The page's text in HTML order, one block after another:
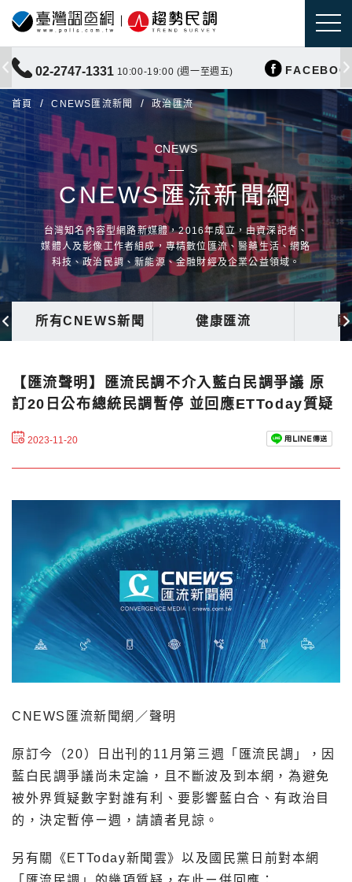
02-2747-1331 10:00-19:00 (週一至週五)
首頁 CNEWS匯流新聞 政治匯流
CNEWS
CNEWS匯流新聞網
台灣知名內容型網路新媒體，2016年成立，由資深記者、
媒體人及影像工作者組成，專精數位匯流、醫藥生活、網路
科技、政治民調、新能源、金融財經及企業公益領域。
所有CNEWS新聞 健康匯流
【匯流聲明】匯流民調不介入藍白民調爭議 原
訂20日公布總統民調暫停 並回應ETToday質疑
2023-11-20
CNEWS匯流新聞網／聲明
原訂今（20）日出刊的11月第三週「匯流民調」，因
藍白民調爭議尚未定論，且不斷波及到本網，為避免
被外界質疑數字對誰有利、要影響藍白合、有政治目
的，決定暫停ㄧ週，請讀者見諒。
另有關《ETToday新聞雲》以及國民黨日前對本網